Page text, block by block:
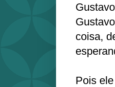
coisa,
Pois